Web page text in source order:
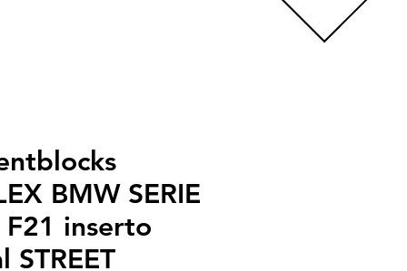
BMW SERIE
inserto
STREET